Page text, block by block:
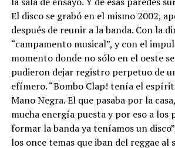
El disco se grabó en el mismo 2002,
después de reunir a la banda. Con la
“campamento musical”, y con el
momento donde no sólo en el oeste
pudieron dejar registro perpetuo de
efímero. “Bombo Clap! tenía el
Mano Negra. El que pasaba por la
mucha energía puesta y por eso a los
formar la banda ya teníamos un
los once temas que iban del reggae al